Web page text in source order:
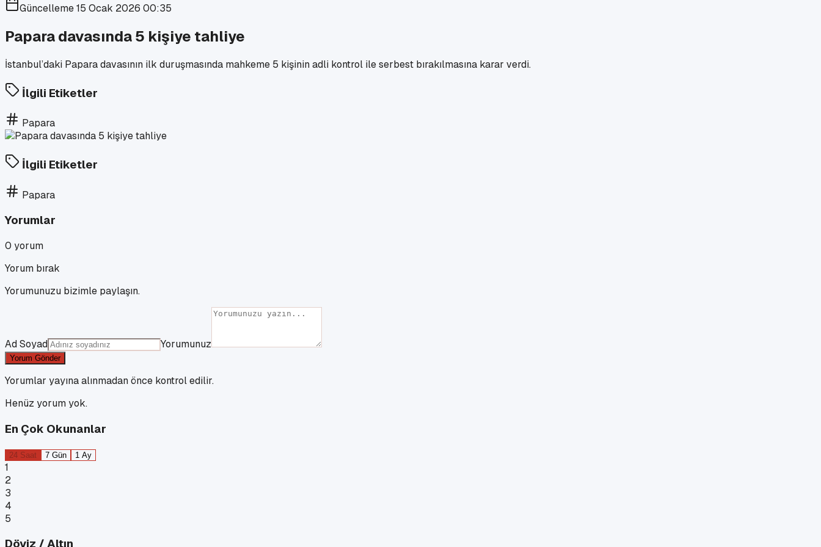
Güncelleme15 Ocak 2026 00:35
Papara davasında 5 kişiye tahliye
İstanbul’daki Papara davasının ilk duruşmasında mahkeme 5 kişinin adli kontrol ile serbest bırakılmasına karar verdi.
İlgili Etiketler
Papara
İlgili Etiketler
Papara
Yorumlar
0 yorum
Yorum bırak
Yorumunuzu bizimle paylaşın.
Ad Soyad Yorumunuz
Yorum Gönder
Yorumlar yayına alınmadan önce kontrol edilir.
Henüz yorum yok.
En Çok Okunanlar
24 Saat 7 Gün 1 Ay
1
2
3
4
5
Döviz / Altın